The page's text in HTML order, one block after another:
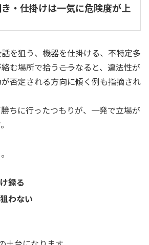
・仕掛けは一気に危険度が上
を狙う、機器を仕掛ける、不特定多
む場所で拾う――こうなると、違法性が
否定される方向に傾く例も指摘され
ちに行ったつもりが、一発で立場が
録る
わない